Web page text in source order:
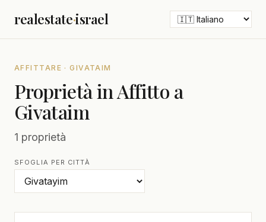
realestate·israel
AFFITTARE · GIVATAIM
Proprietà in Affitto a
Givataim
1 proprietà
SFOGLIA PER CITTÀ